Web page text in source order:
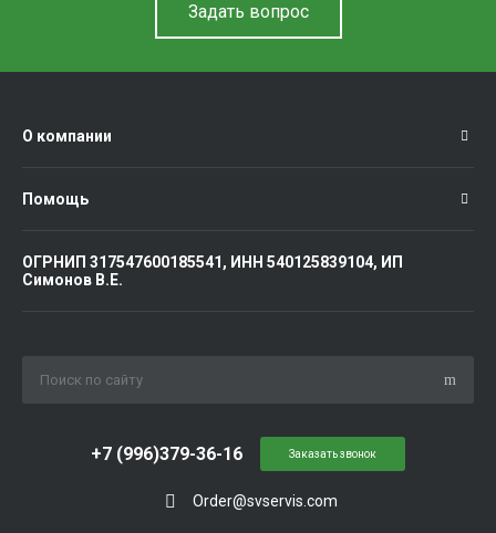
Задать вопрос
О компании
Помощь
ОГРНИП 317547600185541, ИНН 540125839104, ИП
Симонов В.Е.
Order@svservis.com
+7 (996)379-36-16 Заказать звонок